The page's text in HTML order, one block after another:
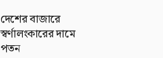
দেশের বাজারে
স্বর্ণালংকারের দামে
পতন